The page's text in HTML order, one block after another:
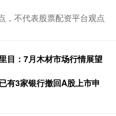
，不代表股票配资平台观点
目：7月木材市场行情展望
有3家银行撤回A股上市申